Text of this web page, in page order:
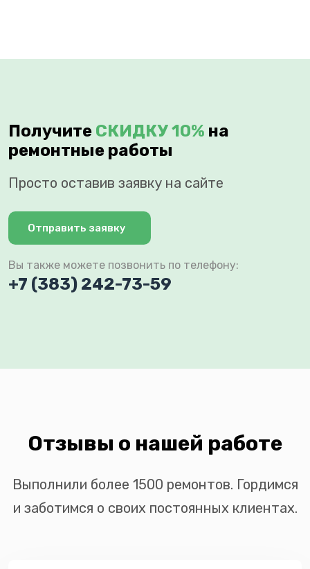
Получите СКИДКУ 10% на
ремонтные работы
Просто оставив заявку на сайте
Отправить заявку
Вы также можете позвонить по телефону:
+7 (383) 242-73-59
Отзывы о нашей работе
Выполнили более 1500 ремонтов. Гордимся
и заботимся о своих постоянных клиентах.